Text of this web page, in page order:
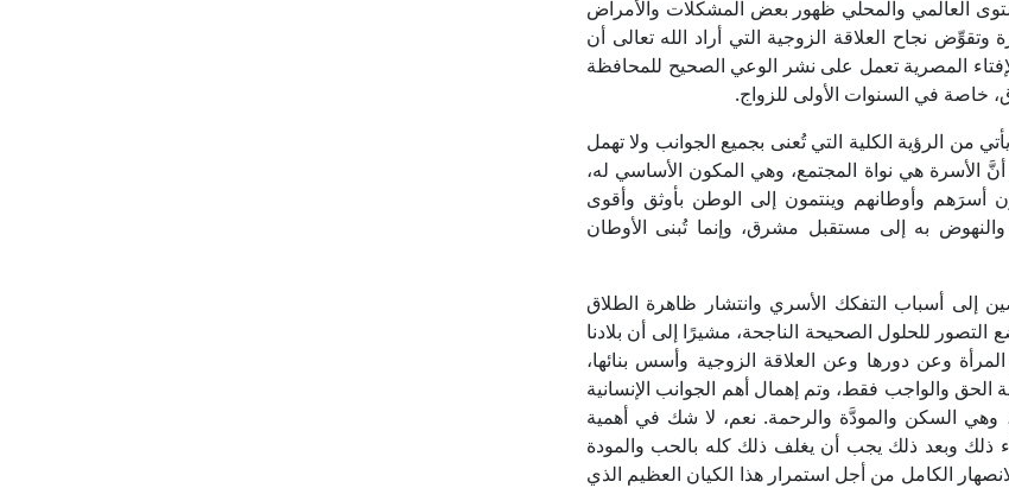
العالمي والمحلي ظهور بعض المشكلات والأمراض
وتقوِّض نجاح العلاقة الزوجية التي أراد الله تعالى أن
المصرية تعمل على نشر الوعي الصحيح للمحافظة
خاصة في السنوات الأولى للزواج.
من الرؤية الكلية التي تُعنى بجميع الجوانب ولا تهمل
الأسرة هي نواة المجتمع، وهي المكون الأساسي له،
أسرَهم وأوطانهم وينتمون إلى الوطن بأوثق وأقوى
به إلى مستقبل مشرق، وإنما تُبنى الأوطان
إلى أسباب التفكك الأسري وانتشار ظاهرة الطلاق
للحلول الصحيحة الناجحة، مشيرًا إلى أن بلادنا
وعن دورها وعن العلاقة الزوجية وأسس بنائها،
والواجب فقط، وتم إهمال أهم الجوانب الإنسانية
وهي السكن والمودَّة والرحمة. نعم، لا شك في أهمية
وبعد ذلك يجب أن يغلف ذلك كله بالحب والمودة
الكامل من أجل استمرار هذا الكيان العظيم الذي